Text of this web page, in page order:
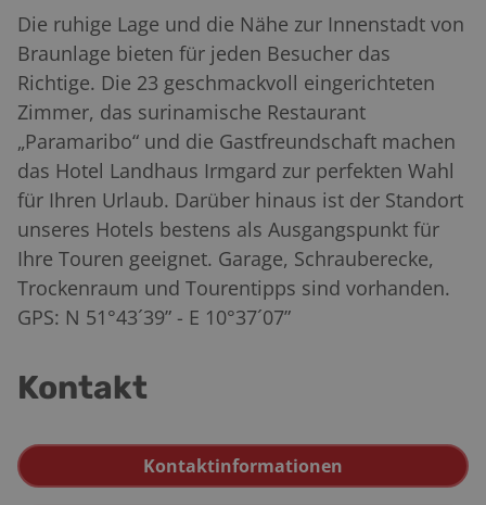
Die ruhige Lage und die Nähe zur Innenstadt von
Braunlage bieten für jeden Besucher das
Richtige. Die 23 geschmackvoll eingerichteten
Zimmer, das surinamische Restaurant
„Paramaribo“ und die Gastfreundschaft machen
das Hotel Landhaus Irmgard zur perfekten Wahl
für Ihren Urlaub. Darüber hinaus ist der Standort
unseres Hotels bestens als Ausgangspunkt für
Ihre Touren geeignet. Garage, Schrauberecke,
Trockenraum und Tourentipps sind vorhanden.
GPS: N 51°43´39” - E 10°37´07”
Kontakt
Kontaktinformationen